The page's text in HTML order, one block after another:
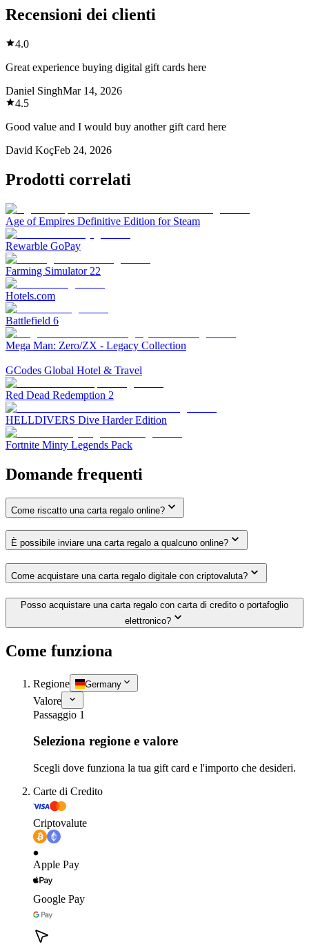
Recensioni dei clienti
4.0
Great experience buying digital gift cards here
Daniel SinghMar 14, 2026
4.5
Good value and I would buy another gift card here
David KoçFeb 24, 2026
Prodotti correlati
Age of Empires Definitive Edition for Steam
Rewarble GoPay
Farming Simulator 22
Hotels.com
Battlefield 6
Mega Man: Zero/ZX - Legacy Collection
GCodes Global Hotel & Travel
Red Dead Redemption 2
HELLDIVERS Dive Harder Edition
Fortnite Minty Legends Pack
Domande frequenti
Come riscatto una carta regalo online?
È possibile inviare una carta regalo a qualcuno online?
Come acquistare una carta regalo digitale con criptovaluta?
Posso acquistare una carta regalo con carta di credito o portafoglio
elettronico?
Come funziona
Regione Germany
Valore
Passaggio 1
Seleziona regione e valore
Scegli dove funziona la tua gift card e l'importo che desideri.
Carte di Credito
Criptovalute
Apple Pay
Google Pay